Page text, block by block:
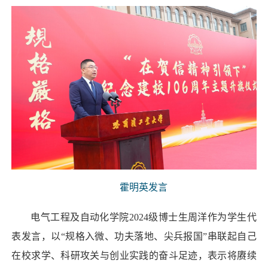
霍明英发言
电气工程及自动化学院2024级博士生周洋作为学生代
表发言，以“规格入微、功夫落地、尖兵报国”串联起自己
在校求学、科研攻关与创业实践的奋斗足迹，表示将赓续